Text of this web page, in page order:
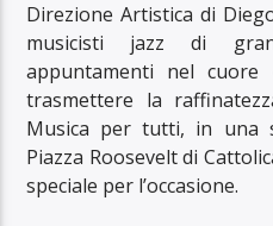
Direzione Artistica di
musicisti jazz di
appuntamenti nel cuore
trasmettere la
Musica per tutti, in una
Piazza Roosevelt di
speciale per l’occasione.